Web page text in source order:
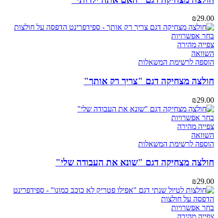
לבחור
האפשרויות
בעמוד
המוצר
₪29.00
בחר אפשרויות
מספר
ניתן
לבחור
האפשרויות
בעמוד
המוצר
צפייה מהירה
השוואה
הוספה לרשימת המשאלות
חולצה מצחיקה דגם "צריך רק אותך"
₪29.00
בחר אפשרויות
מספר
ניתן
לבחור
האפשרויות
בעמוד
המוצר
צפייה מהירה
השוואה
הוספה לרשימת המשאלות
חולצה מצחיקה דגם "שונא את העבודה שלי"
₪29.00
בחר אפשרויות